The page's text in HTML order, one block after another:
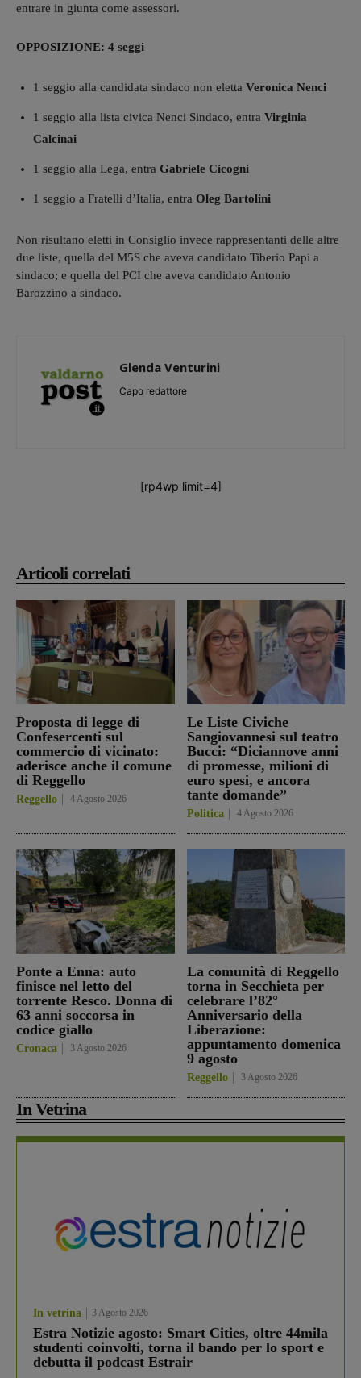
Articoli correlati
Proposta di legge di
Confesercenti sul
commercio di vicinato:
aderisce anche il comune
di Reggello
Reggello 4 Agosto 2026
Le Liste Civiche
Sangiovannesi sul teatro
Bucci: “Diciannove anni
di promesse, milioni di
euro spesi, e ancora
tante domande”
Politica 4 Agosto 2026
Ponte a Enna: auto
finisce nel letto del
torrente Resco. Donna di
63 anni soccorsa in
codice giallo
Cronaca 3 Agosto 2026
La comunità di Reggello
torna in Secchieta per
celebrare l’82°
Anniversario della
Liberazione:
appuntamento domenica
9 agosto
Reggello 3 Agosto 2026
In Vetrina
In vetrina 3 Agosto 2026
Estra Notizie agosto: Smart Cities, oltre 44mila
studenti coinvolti, torna il bando per lo sport e
debutta il podcast Estrair
entrare in giunta come assessori.
OPPOSIZIONE: 4 seggi
1 seggio alla candidata sindaco non eletta Veronica Nenci
1 seggio alla lista civica Nenci Sindaco, entra Virginia
Calcinai
1 seggio alla Lega, entra Gabriele Cicogni
1 seggio a Fratelli d’Italia, entra Oleg Bartolini
Non risultano eletti in Consiglio invece rappresentanti delle altre
due liste, quella del M5S che aveva candidato Tiberio Papi a
sindaco; e quella del PCI che aveva candidato Antonio
Barozzino a sindaco.
Glenda Venturini
Capo redattore
[rp4wp limit=4]